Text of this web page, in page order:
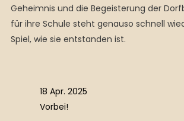
Geheimnis und die Begeisterung der
für ihre Schule steht genauso schnell
Spiel, wie sie entstanden ist.
18 Apr. 2025
Vorbei!